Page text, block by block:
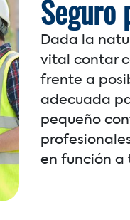
Seguro
Dada la
vital contar
frente a
adecuada
pequeño
en función a